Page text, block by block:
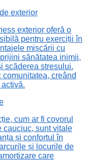
exterior
exterior oferă o
pentru exerciții în
mișcării cu
sănătatea inimii,
scăderea stresului.
comunitatea, creând
cum ar fi covorul
cauciuc, sunt vitale
și confortul în
și locurile de
care